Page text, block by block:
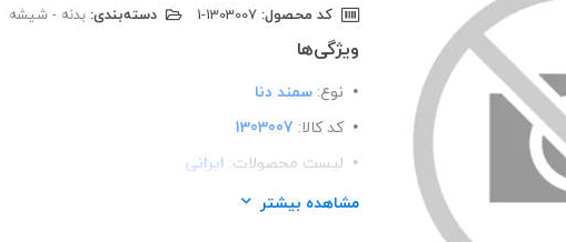
کد محصول: دسته‌بندی: بدنه - شیشه
ویژگی‌ها
نوع: سمند دنا
کد کالا: 1303007
لیست محصولات: ایرانی
برند:اماتا صمد
مشاهده بیشتر